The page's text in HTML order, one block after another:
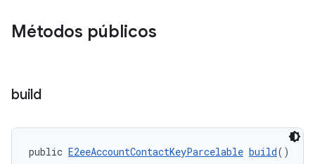
Métodos públicos
build
public E2eeAccountContactKeyParcelable build()